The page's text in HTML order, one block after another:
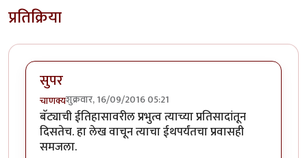
प्रतिक्रिया
सुपर
चाणक्यशुक्रवार, 16/09/2016 05:21
बॅट्याची ईतिहासावरील प्रभुत्व त्याच्या प्रतिसादांतून
दिसतेच. हा लेख वाचून त्याचा ईथपर्यंतचा प्रवासही
समजला.